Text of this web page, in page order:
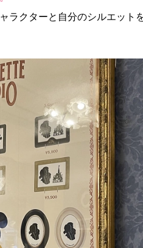
ラクターと自分のシルエット